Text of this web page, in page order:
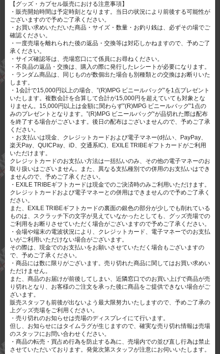
【グッズ・カプセル販売における注意事項】
・販売開始時間は予定時刻となります。当日の状況により前後する可能性が
ございますので予めご了承ください。
・お買い求めいただいた商品・サイズ・数量・お釣り銭は、必ずその場でご
確認ください。
・一度売場を離れられた後の返品・交換等は対応しかねますので、予めご了
承ください。
・サイズ確認等は、売場窓口にて係員にお尋ねください。
・不良品の返品・交換は、購入の際に発行したレシートが必要になります。
・ランダム商品は、同じものが数個出た場合も別種類との交換はお断りいた
します。
・1会計で15,000円以上の場合、”(R)MPG ビニールバッグ”を1点プレゼント
いたします。複数会計を合算して合計が15,000円を超えていても対象とな
りません。15,000円以上は金額に関わらず”(R)MPG ビニールバッグ”1点の
みのプレゼントとなります。”(R)MPG ビニールバッグ“が品切れた際は配布
を終了する場合がございます。後日の配布はございませんので、予めご了承
ください。
・お支払いは現金、クレジットカードおよび電子マネー(d払い、PayPay、
楽天Pay、QUICPay、iD、交通系IC)、EXILE TRIBEギフトカードがご利用
いただけます。
クレジットカードのお支払い方法は一括払いのみ、その他の電子マネーのお
取り扱いはございません。また、異なる支払種別での併用のお支払いはでき
ませんので、予めご了承ください。
・EXILE TRIBEギフトカードは現金でのご決済時のみご利用いただけます。
クレジットカードおよび電子マネーとの併用はできませんので予めご了承く
ださい。
また、EXILE TRIBEギフトカードの裏面の銀色の部分が少しでも削れている
ものは、スクラッチ下の文字が見えていなかったとしても、グッズ売場での
ご利用をお断りさせていただく場合がございますので予めご了承ください。
・会場や端末の電波状況により、クレジットカード、電子マネーでのお支払
いがご利用いただけない場合がございます。
その際は、現金でのお支払いをお願いさせていただく場合もございますの
で、予めご了承ください。
・商品には数に限りがございます。売り切れた商品に関してはお買い求めい
ただけません。
また、商品のお届けが前後してしまい、近隣窓口でのお買い上げで商品が売
り切れとなり、お客様のご注文を承った後に商品をご提供できない場合がご
ざいます。
販売スタッフも前後が出ないよう最大限努力いたしますので、予めご了承の
上グッズ売場をご利用ください。
・売り切れのお知らせは売場のディスプレイにて行います。
但し、お知らせにはタイムラグが生じますので、確実な売り切れ情報は売場
のスタッフにお問い合わせください。
・商品の転売・買占め行為を防止する為に、売場内での並び直し行為は禁止
させていただいております。発覚次第スタッフが注意にお伺いいたします。